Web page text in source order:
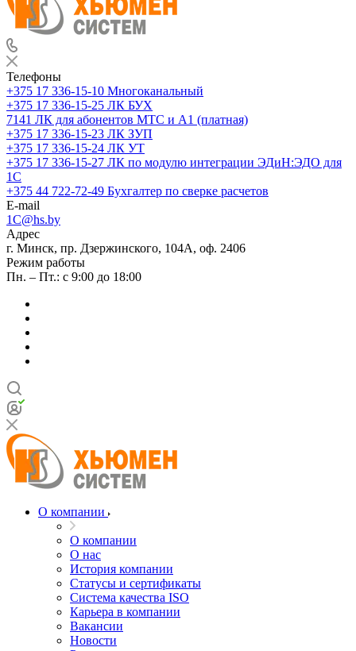
Телефоны
+375 17 336-15-10 Многоканальный
+375 17 336-15-25 ЛК БУХ
7141 ЛК для абонентов МТС и А1 (платная)
+375 17 336-15-23 ЛК ЗУП
+375 17 336-15-24 ЛК УТ
+375 17 336-15-27 ЛК по модулю интеграции ЭДиН:ЭДО для
1С
+375 44 722-72-49 Бухгалтер по сверке расчетов
E-mail
1C@hs.by
Адрес
г. Минск, пр. Дзержинского, 104А, оф. 2406
Режим работы
Пн. – Пт.: с 9:00 до 18:00
О компании
О компании
О нас
История компании
Статусы и сертификаты
Система качества ISO
Карьера в компании
Вакансии
Новости